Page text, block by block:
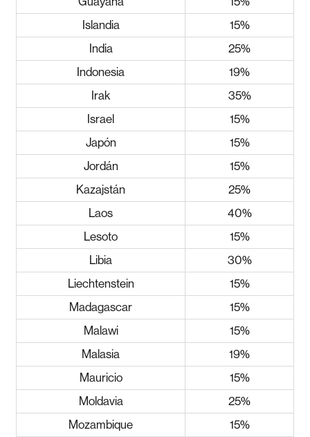
Islandia
15%
India
25%
Indonesia
19%
Irak
35%
Israel
15%
Japón
15%
Jordán
15%
Kazajstán
25%
Laos
40%
Lesoto
15%
Libia
30%
Liechtenstein
15%
Madagascar
15%
Malawi
15%
Malasia
19%
Mauricio
15%
Moldavia
25%
Mozambique
15%